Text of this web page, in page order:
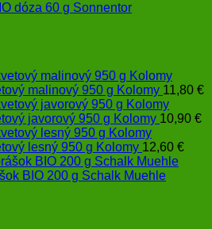
dóza 60 g Sonnentor
malinový 950 g Kolomy 11,80 €
javorový 950 g Kolomy 10,90 €
lesný 950 g Kolomy 12,60 €
BIO 200 g Schalk Muehle